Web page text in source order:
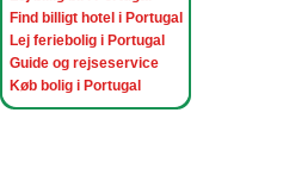
Find billigt hotel i Portugal
Lej feriebolig i Portugal
Guide og rejseservice
Køb bolig i Portugal